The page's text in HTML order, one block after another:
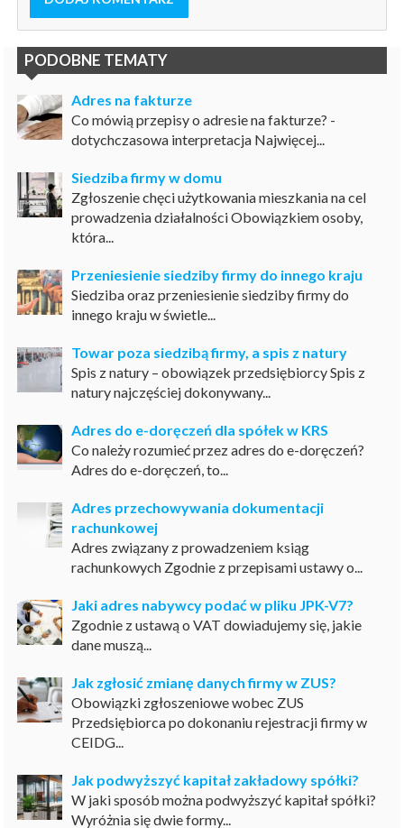
PODOBNE TEMATY
Adres na fakturze
Co mówią przepisy o adresie na fakturze? -
dotychczasowa interpretacja Najwięcej...
Siedziba firmy w domu
Zgłoszenie chęci użytkowania mieszkania na cel
prowadzenia działalności Obowiązkiem osoby,
która...
Przeniesienie siedziby firmy do innego kraju
Siedziba oraz przeniesienie siedziby firmy do
innego kraju w świetle...
Towar poza siedzibą firmy, a spis z natury
Spis z natury – obowiązek przedsiębiorcy Spis z
natury najczęściej dokonywany...
Adres do e-doręczeń dla spółek w KRS
Co należy rozumieć przez adres do e-doręczeń?
Adres do e-doręczeń, to...
Adres przechowywania dokumentacji
rachunkowej
Adres związany z prowadzeniem ksiąg
rachunkowych Zgodnie z przepisami ustawy o...
Jaki adres nabywcy podać w pliku JPK-V7?
Zgodnie z ustawą o VAT dowiadujemy się, jakie
dane muszą...
Jak zgłosić zmianę danych firmy w ZUS?
Obowiązki zgłoszeniowe wobec ZUS
Przedsiębiorca po dokonaniu rejestracji firmy w
CEIDG...
Jak podwyższyć kapitał zakładowy spółki?
W jaki sposób można podwyższyć kapitał spółki?
Wyróżnia się dwie formy...